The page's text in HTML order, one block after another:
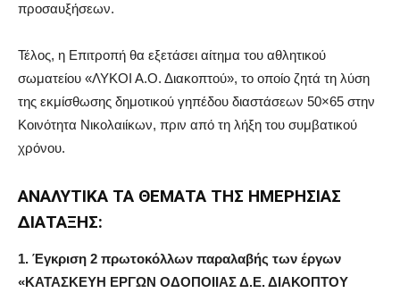
προσαυξήσεων.
Τέλος, η Επιτροπή θα εξετάσει αίτημα του αθλητικού
σωματείου «ΛΥΚΟΙ Α.Ο. Διακοπτού», το οποίο ζητά τη λύση
της εκμίσθωσης δημοτικού γηπέδου διαστάσεων 50×65 στην
Κοινότητα Νικολαιίκων, πριν από τη λήξη του συμβατικού
χρόνου.
ΑΝΑΛΥΤΙΚΑ ΤΑ ΘΕΜΑTA ΤΗΣ ΗΜΕΡΗΣΙΑΣ
ΔΙΑΤΑΞΗΣ:
1. Έγκριση 2 πρωτοκόλλων παραλαβής των έργων
«ΚΑΤΑΣΚΕΥΗ ΕΡΓΩΝ ΟΔΟΠΟΙΙΑΣ Δ.Ε. ΔΙΑΚΟΠΤΟΥ